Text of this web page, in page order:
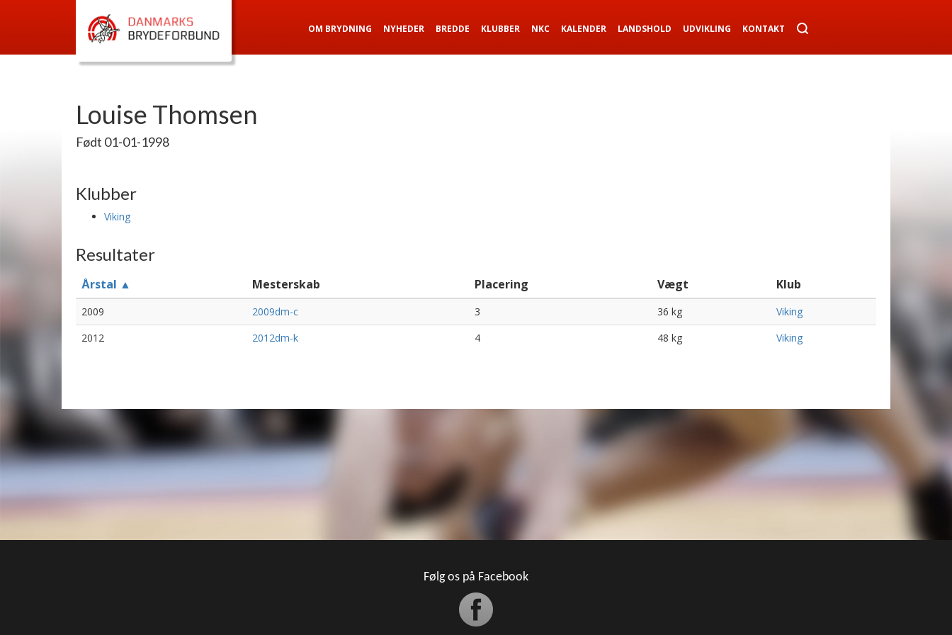
OM BRYDNING NYHEDER BREDDE KLUBBER NKC KALENDER LANDSHOLD UDVIKLING KONTAKT
Louise Thomsen
Født 01-01-1998
Klubber
Viking
Resultater
Årstal ▲ Mesterskab Placering Vægt Klub
2009 2009dm-c 3 36 kg
Viking
2012
2012dm-k 4 48 kg Viking
Følg os på Facebook